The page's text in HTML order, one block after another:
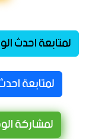
لمتابعة احدث
لمتابعة
لمشاركة